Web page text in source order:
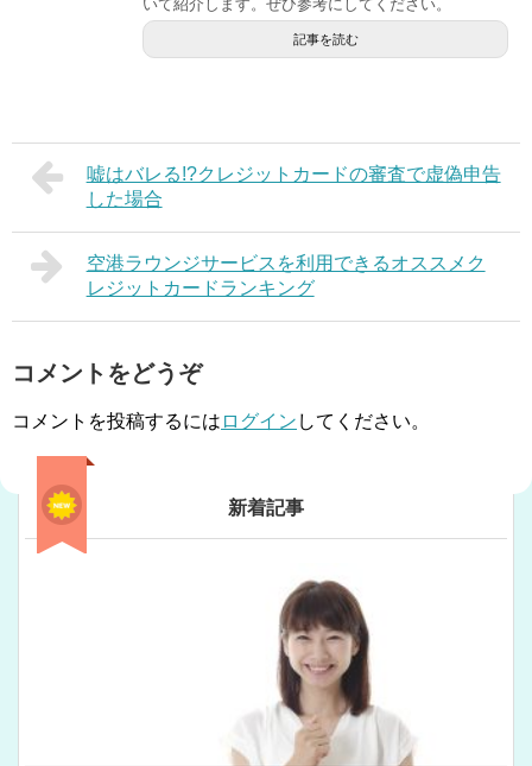
いて紹介します。ぜひ参考にしてください。
記事を読む
嘘はバレる!?クレジットカードの審査で虚偽申告
した場合
空港ラウンジサービスを利用できるオススメク
レジットカードランキング
コメントをどうぞ
コメントを投稿するには ログイン してください。
新着記事